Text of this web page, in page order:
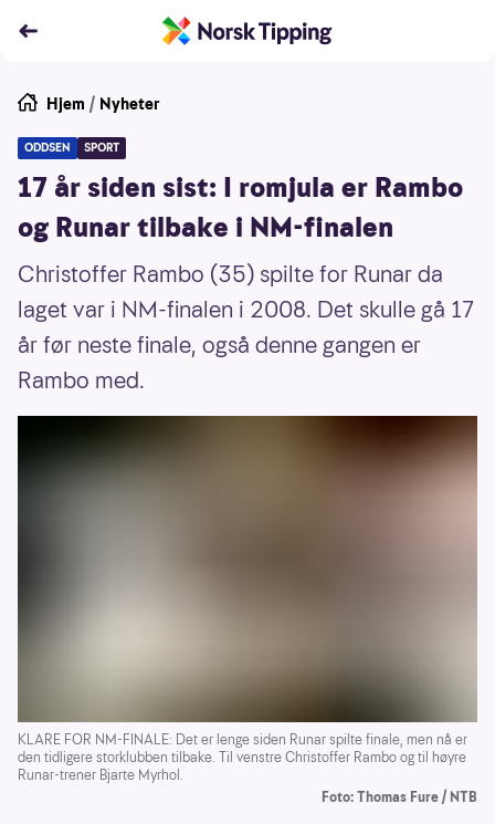
Hjem / Nyheter
ODDSEN SPORT
17 år siden sist: I romjula er Rambo
og Runar tilbake i NM-finalen
Christoffer Rambo (35) spilte for Runar da
laget var i NM-finalen i 2008. Det skulle gå 17
år før neste finale, også denne gangen er
Rambo med.
KLARE FOR NM-FINALE: Det er lenge siden Runar spilte finale, men nå er
den tidligere storklubben tilbake. Til venstre Christoffer Rambo og til høyre
Runar-trener Bjarte Myrhol.
Foto: Thomas Fure / NTB